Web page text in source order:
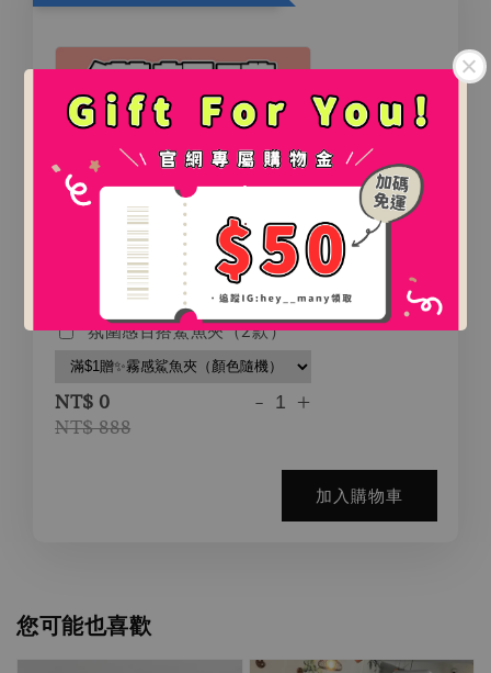
.
.
氛圍感百搭鯊魚夾（2款）
NT$ 0
NT$ 888
- +
加入購物車
您可能也喜歡